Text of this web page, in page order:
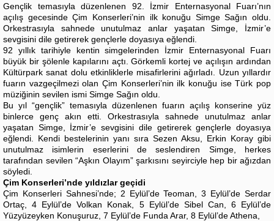
Gençlik temasıyla düzenlenen 92. İzmir Enternasyonal Fuarı’nın
açılış gecesinde Çim Konserleri’nin ilk konuğu Simge Sağın oldu.
Orkestrasıyla sahnede unutulmaz anlar yaşatan Simge, İzmir’e
sevgisini dile getirerek gençlerle doyasıya eğlendi.
92 yıllık tarihiyle kentin simgelerinden İzmir Enternasyonal Fuarı
büyük bir şölenle kapılarını açtı. Görkemli kortej ve açılışın ardından
Kültürpark sanat dolu etkinliklerle misafirlerini ağırladı. Uzun yıllardır
fuarın vazgeçilmezi olan Çim Konserleri’nin ilk konuğu ise Türk pop
müziğinin sevilen ismi Simge Sağın oldu.
Bu yıl “gençlik” temasıyla düzenlenen fuarın açılış konserine yüz
binlerce genç akın etti. Orkestrasıyla sahnede unutulmaz anlar
yaşatan Simge, İzmir’e sevgisini dile getirerek gençlerle doyasıya
eğlendi. Kendi bestelerinin yanı sıra Sezen Aksu, Erkin Koray gibi
unutulmaz isimlerin eserlerini de seslendiren Simge, herkes
tarafından sevilen “Aşkın Olayım” şarkısını seyirciyle hep bir ağızdan
söyledi.
Çim Konserleri’nde yıldızlar geçidi
Çim Konserleri Sahnesi’nde; 2 Eylül’de Teoman, 3 Eylül’de Serdar
Ortaç, 4 Eylül’de Volkan Konak, 5 Eylül’de Sibel Can, 6 Eylül’de
Yüzyüzeyken Konuşuruz, 7 Eylül’de Funda Arar, 8 Eylül’de Athena,